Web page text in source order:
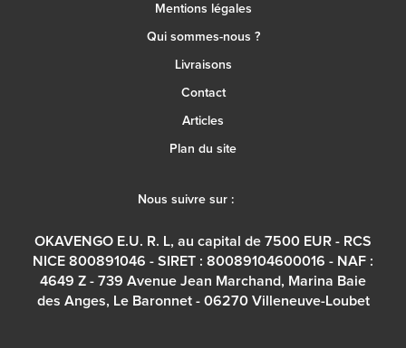
Mentions légales
Qui sommes-nous ?
Livraisons
Contact
Articles
Plan du site
Nous suivre sur :
OKAVENGO E.U. R. L, au capital de 7500 EUR - RCS
NICE 800891046 - SIRET : 80089104600016 - NAF :
4649 Z - 739 Avenue Jean Marchand, Marina Baie
des Anges, Le Baronnet - 06270 Villeneuve-Loubet